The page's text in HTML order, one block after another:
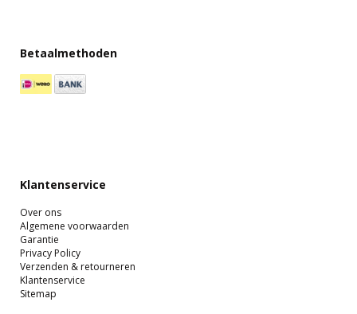
Betaalmethoden
Klantenservice
Over ons
Algemene voorwaarden
Garantie
Privacy Policy
Verzenden & retourneren
Klantenservice
Sitemap